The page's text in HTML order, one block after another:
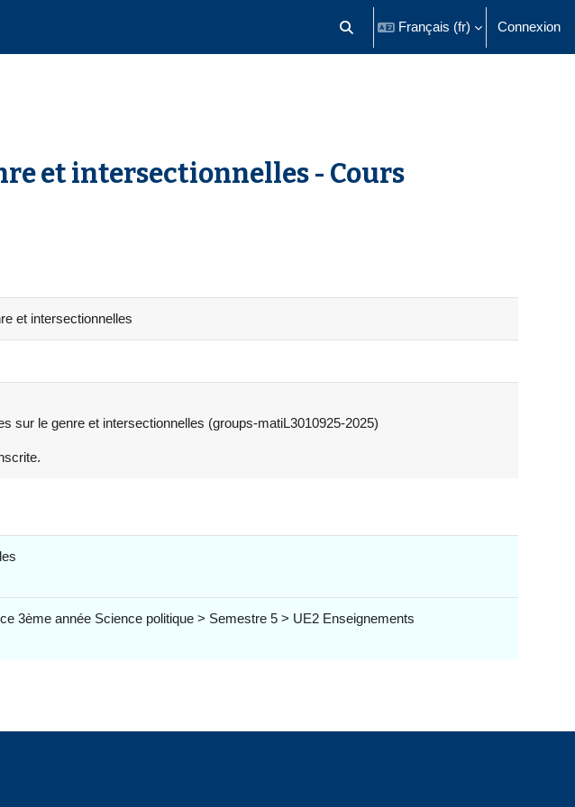
Activer/désactiver la saisie de
Français ‎(fr)‎ Connexion
et intersectionnelles - Cours
et intersectionnelles
sur le genre et intersectionnelles (groups-matiL3010925-2025)
3ème année Science politique > Semestre 5 > UE2 Enseignements